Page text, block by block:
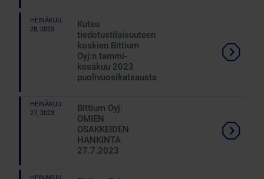
HEINÄKUU
28, 2023
Kutsu
tiedotustilaisuuteen
koskien Bittium
Oyj:n tammi-
kesäkuu 2023
puolivuosikatsausta
HEINÄKUU
27, 2023
Bittium Oyj:
OMIEN
OSAKKEIDEN
HANKINTA
27.7.2023